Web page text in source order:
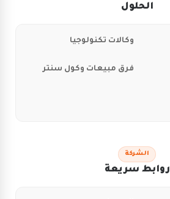
الحلول
وكالات تكنولوجيا
فرق مبيعات وكول سنتر
الشركة
روابط سريعة